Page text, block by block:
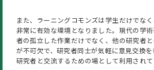
また、ラーニングコモンズは学生だけでな
非常に有効な環境となりました。現代の学
者の孤立した作業だけでなく、他の研究者
が不可欠で、研究者同士が気軽に意見交換
研究者と交流するための場として利用されて